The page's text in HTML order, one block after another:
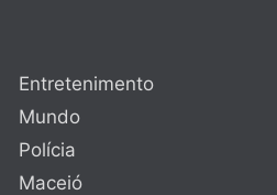
Entretenimento
Mundo
Polícia
Maceió